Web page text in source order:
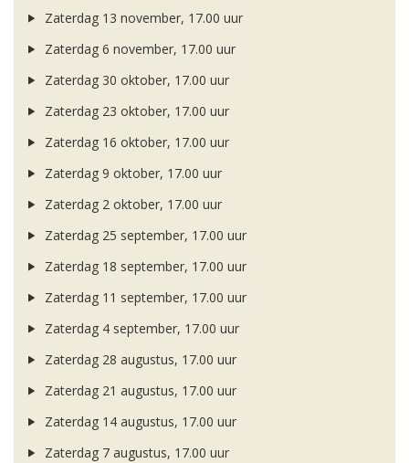
Zaterdag 13 november, 17.00 uur
Zaterdag 6 november, 17.00 uur
Zaterdag 30 oktober, 17.00 uur
Zaterdag 23 oktober, 17.00 uur
Zaterdag 16 oktober, 17.00 uur
Zaterdag 9 oktober, 17.00 uur
Zaterdag 2 oktober, 17.00 uur
Zaterdag 25 september, 17.00 uur
Zaterdag 18 september, 17.00 uur
Zaterdag 11 september, 17.00 uur
Zaterdag 4 september, 17.00 uur
Zaterdag 28 augustus, 17.00 uur
Zaterdag 21 augustus, 17.00 uur
Zaterdag 14 augustus, 17.00 uur
Zaterdag 7 augustus, 17.00 uur